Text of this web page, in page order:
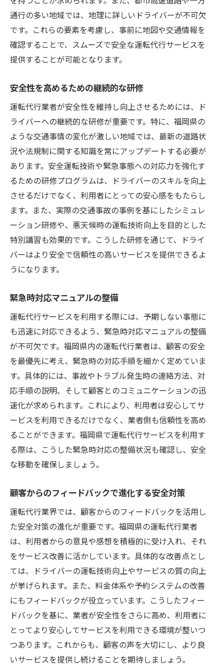
通行の多い地域では、地理に詳しいドライバーが不可欠
です。これらの要素を考慮し、事前に地図や交通情報を
確認することで、スムーズで安全な運転代行サービスを
提供することが可能となります。
安全性を高めるための継続的な研修
運転代行業者が安全性を維持し向上させるためには、ド
ライバーへの継続的な研修が重要です。特に、福岡県の
ような交通事情の変化が激しい地域では、最新の道路状
況や法規制に関する知識を常にアップデートする必要が
あります。安全運転技術や緊急事態への対応力を強化す
るための研修プログラムは、ドライバーのスキルを向上
させるだけでなく、利用者にとっての安心感をもたらし
ます。また、実際の交通事故の事例を基にしたシミュレ
ーション研修や、悪天候時の運転技術向上を目的とした
特別講習も効果的です。こうした研修を通じて、ドライ
バーはより安全で信頼性の高いサービスを提供できるよ
うになります。
緊急時対応マニュアルの整備
運転代行サービスを利用する際には、予期しない事態に
も迅速に対応できるよう、緊急時対応マニュアルの整備
が不可欠です。福岡県内の運転代行業者は、顧客の安全
を最優先に考え、緊急時の対応手順を細かく定めていま
す。具体的には、事故やトラブル発生時の連絡方法、対
応手順の説明、そして顧客とのコミュニケーションの迅
速化が求められます。これにより、利用者は安心してサ
ービスを利用できるだけでなく、業者側も信頼性を高め
ることができます。福岡県で運転代行サービスを利用す
る際は、こうした緊急時対応の整備状況も確認し、安全
な移動を確保しましょう。
顧客からのフィードバックで進化する安全対策
運転代行業界では、顧客からのフィードバックを活用し
た安全対策の進化が重要です。福岡県の運転代行業者
は、利用者からの意見や感想を積極的に受け入れ、それ
をサービス改善に活かしています。具体的な改善点とし
ては、ドライバーの運転技術向上やサービスの質の向上
が挙げられます。また、料金体系や予約システムの改善
にもフィードバックが役立っています。こうしたフィー
ドバックを基に、業者が安全性をさらに高め、利用者に
とってより安心してサービスを利用できる環境が整いつ
つあります。これからも、顧客の声を大切にし、より良
いサービスを提供し続けることを期待しましょう。